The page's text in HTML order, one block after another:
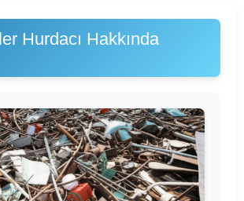
Hurdacı Hakkında